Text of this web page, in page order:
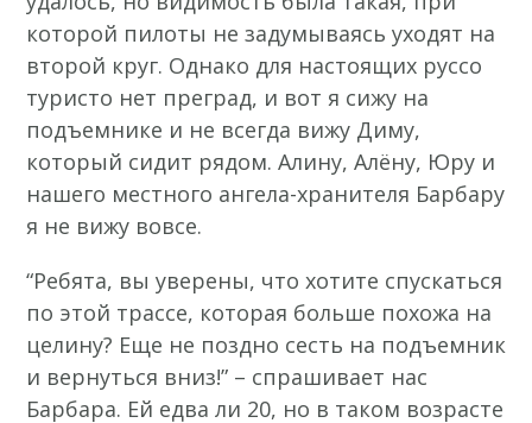
которой пилоты не задумываясь уходят на
второй круг. Однако для настоящих руссо
туристо нет преград, и вот я сижу на
подъемнике и не всегда вижу Диму,
который сидит рядом. Алину, Алёну, Юру и
нашего местного ангела-хранителя Барбару
я не вижу вовсе.
“Ребята, вы уверены, что хотите спускаться
по этой трассе, которая больше похожа на
целину? Еще не поздно сесть на подъемник
и вернуться вниз!” – спрашивает нас
Барбара. Ей едва ли 20, но в таком возрасте